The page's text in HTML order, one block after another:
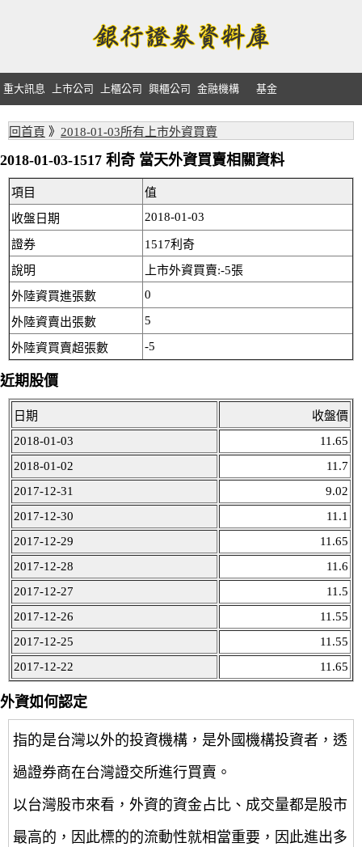
重大訊息 上市公司 上櫃公司 興櫃公司 金融機構 基金
回首頁 》 2018-01-03所有上市外資買賣
2018-01-03-1517 利奇 當天外資買賣相關資料
項目
值
收盤日期
2018-01-03
證券
1517利奇
說明
上市外資買賣:-5張
外陸資買進張數
0
外陸資賣出張數 5
外陸資買賣超張數 -5
近期股價
日期
收盤價
2018-01-03
11.65
2018-01-02
11.7
2017-12-31
9.02
2017-12-30
11.1
2017-12-29
11.65
2017-12-28
11.6
2017-12-27
11.5
2017-12-26
11.55
2017-12-25
11.55
2017-12-22
11.65
外資如何認定
指的是台灣以外的投資機構，是外國機構投資者，透
過證券商在台灣證交所進行買賣。
以台灣股市來看，外資的資金占比、成交量都是股市
最高的，因此標的的流動性就相當重要，因此進出多